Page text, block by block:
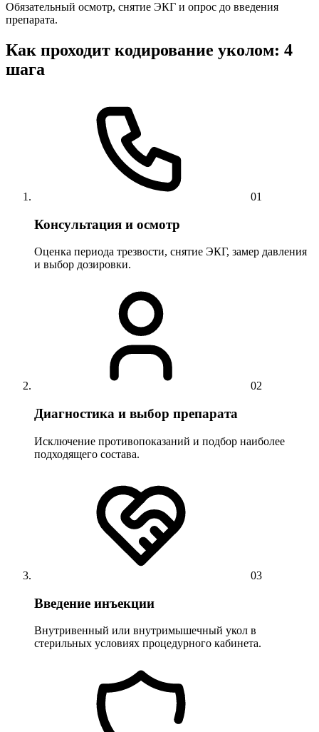
Обязательный осмотр, снятие ЭКГ и опрос до введения
препарата.
Как проходит кодирование уколом: 4
шага
01
Консультация и осмотр
Оценка периода трезвости, снятие ЭКГ, замер давления
и выбор дозировки.
02
Диагностика и выбор препарата
Исключение противопоказаний и подбор наиболее
подходящего состава.
03
Введение инъекции
Внутривенный или внутримышечный укол в
стерильных условиях процедурного кабинета.